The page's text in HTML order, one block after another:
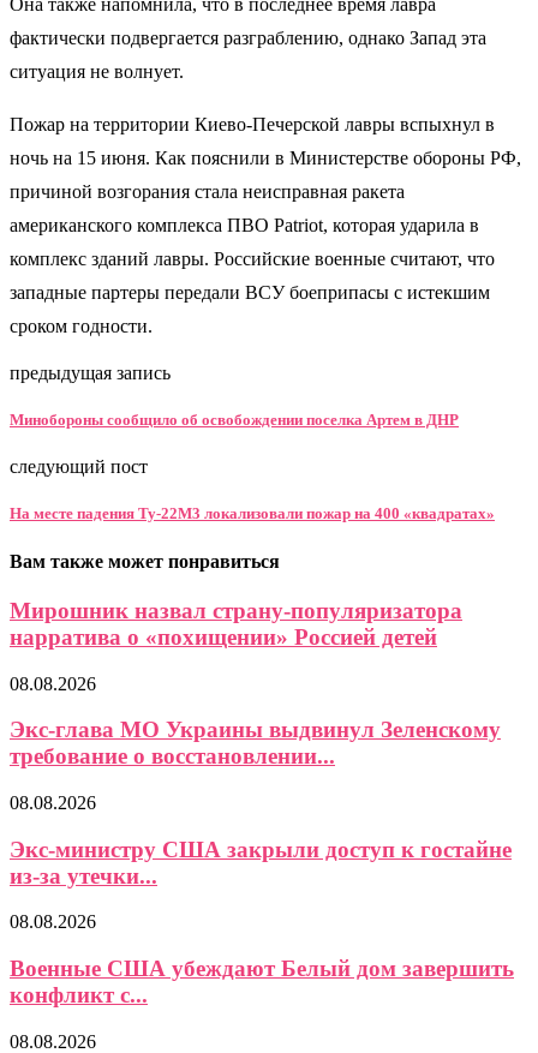
фактически подвергается разграблению, однако Запад эта
ситуация не волнует.
Пожар на территории Киево-Печерской лавры вспыхнул в
ночь на 15 июня. Как пояснили в Министерстве обороны РФ,
причиной возгорания стала неисправная ракета
американского комплекса ПВО Patriot, которая ударила в
комплекс зданий лавры. Российские военные считают, что
западные партеры передали ВСУ боеприпасы с истекшим
сроком годности.
предыдущая запись
Минобороны сообщило об освобождении поселка Артем в ДНР
следующий пост
На месте падения Ту-22М3 локализовали пожар на 400 «квадратах»
Вам также может понравиться
Мирошник назвал страну-популяризатора
нарратива о «похищении» Россией детей
08.08.2026
Экс-глава МО Украины выдвинул Зеленскому
требование о восстановлении...
08.08.2026
Экс-министру США закрыли доступ к гостайне
из-за утечки...
08.08.2026
Военные США убеждают Белый дом завершить
конфликт с...
08.08.2026